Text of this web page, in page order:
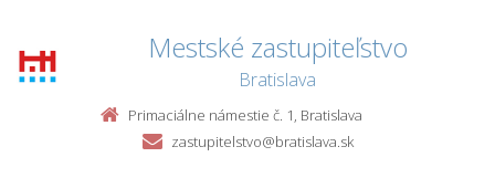
Mestské zastupiteľstvo
Bratislava
Primaciálne námestie č. 1, Bratislava
zastupitelstvo@bratislava.sk